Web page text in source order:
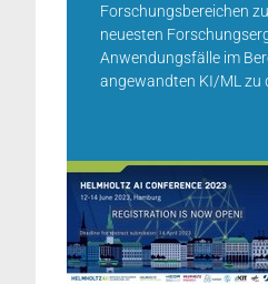
Forschungsbereichen
neuesten
Anwendungsfälle im
angewandten KI/ML zu